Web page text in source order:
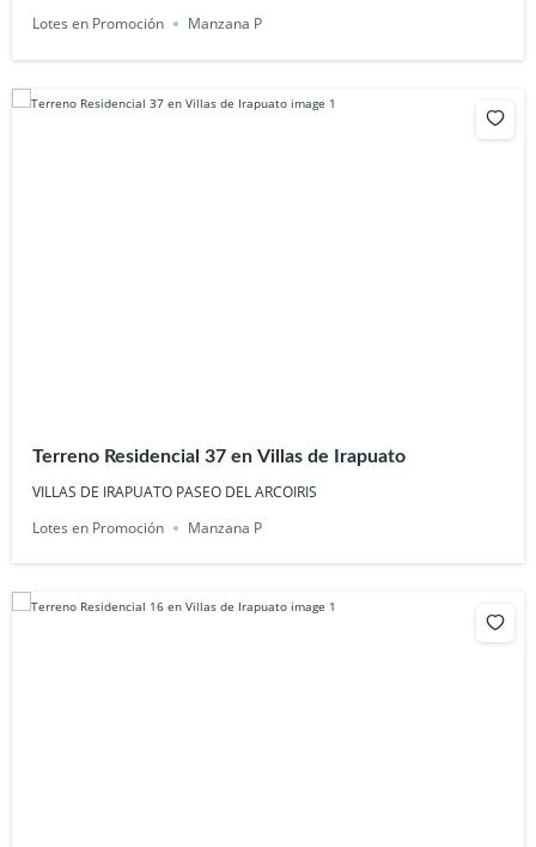
Lotes en Promoción Manzana P
Terreno Residencial 37 en Villas de Irapuato
VILLAS DE IRAPUATO PASEO DEL ARCOIRIS
Lotes en Promoción
Manzana P